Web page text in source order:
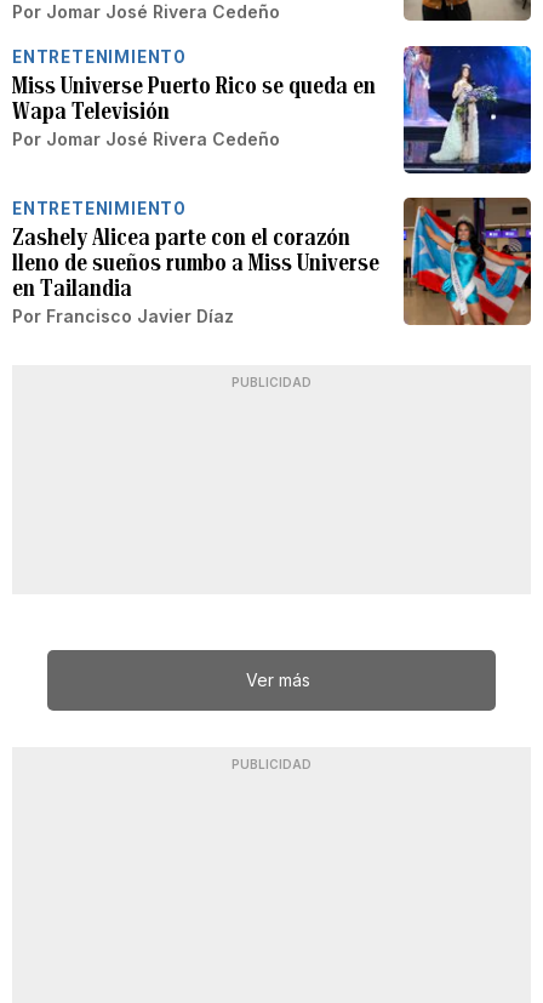
Por Jomar José Rivera Cedeño
ENTRETENIMIENTO
Miss Universe Puerto Rico se queda en
Wapa Televisión
Por Jomar José Rivera Cedeño
ENTRETENIMIENTO
Zashely Alicea parte con el corazón
lleno de sueños rumbo a Miss Universe
en Tailandia
Por Francisco Javier Díaz
PUBLICIDAD
Ver más
PUBLICIDAD